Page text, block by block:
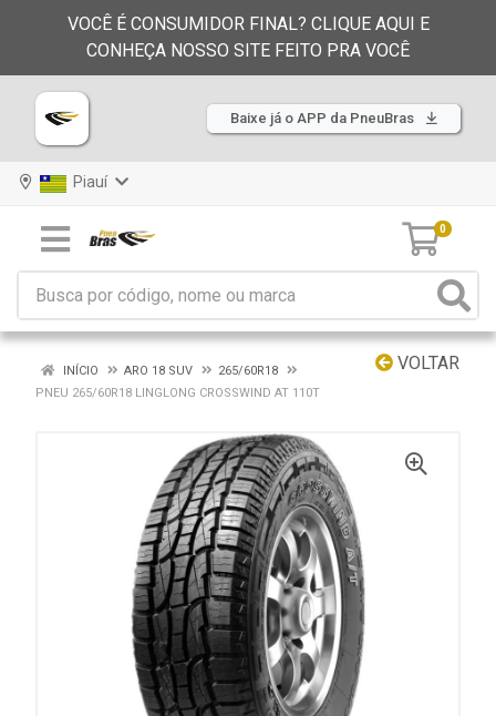
VOCÊ É CONSUMIDOR FINAL? CLIQUE AQUI E
CONHEÇA NOSSO SITE FEITO PRA VOCÊ
Baixe já o APP da PneuBras
Piauí
0
VOLTAR
INÍCIO ARO 18 SUV
265/60R18
PNEU 265/60R18 LINGLONG CROSSWIND AT 110T